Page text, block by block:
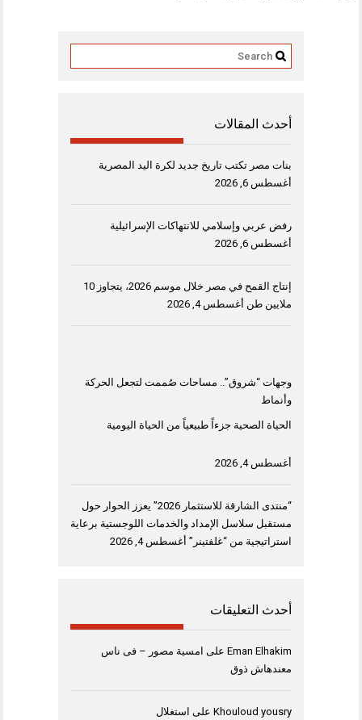
أحدث المقالات
بنات مصر تكتب تاريخ جديد لكرة اليد المصرية
أغسطس 6, 2026
رفض عربي وإسلامي للانتهاكات الإسرائيلية
أغسطس 6, 2026
إنتاج القمح في مصر خلال موسم 2026، يتجاوز 10
ملايين طن أغسطس 4, 2026
وجهات “شروق”.. مساحات صُممت لتجعل الحركة
وأنماط
الحياة الصحية جزءاً طبيعياً من الحياة اليومية
أغسطس 4, 2026
“منتدى الشارقة للاستثمار 2026” يعزز الحوار حول
مستقبل سلاسل الإمداد والخدمات اللوجستية برعاية
استراتيجية من “غلفتينر” أغسطس 4, 2026
أحدث التعليقات
Eman Elhakim على امسية مصور – فى ناس
معندهاش ذوق
Khouloud yousry على استغلال